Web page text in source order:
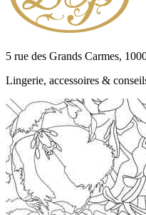
5 rue des Grands Carmes,
Lingerie, accessoires &